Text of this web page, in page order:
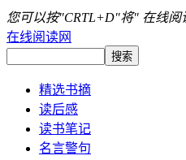
您可以按"CRTL+D"将" 在线阅
在线阅读网
精选书摘
读后感
读书笔记
名言警句